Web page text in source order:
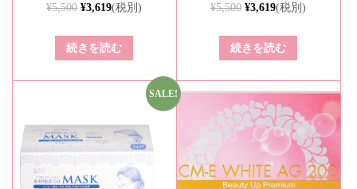
¥5,500 ¥3,619(税別)
続きを読む
¥5,500 ¥3,619(税別)
続きを読む
SALE!